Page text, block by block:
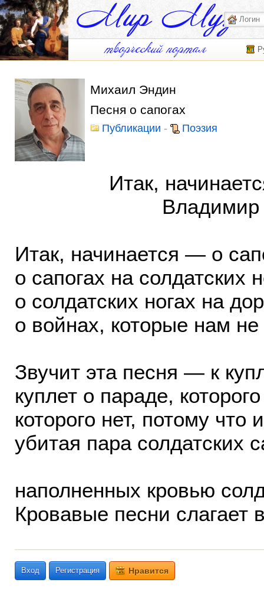
Михаил Эндин
Песня о сапогах
Публикации - Поэзия
Итак, начинается
Владимир
Итак, начинается — о
о сапогах на солдатских
о солдатских ногах на
о войнах, которые нам
Звучит эта песня — к
куплет о параде, которого
которого нет, потому что
убитая пара солдатских
наполненных кровью
Кровавые песни слагает
Вход Регистрация Нравится